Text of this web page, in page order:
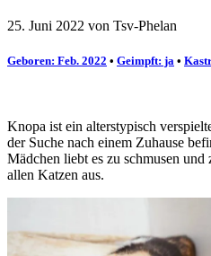
25. Juni 2022 von Tsv-Phelan
Geboren: Feb. 2022 • Geimpft: ja •
Knopa ist ein alterstypisch
der Suche nach einem Zuhause
Mädchen liebt es zu schmusen
allen Katzen aus.